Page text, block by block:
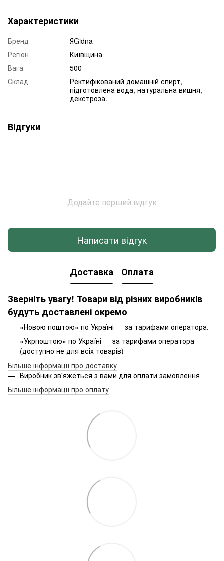
Характеристики
Бренд
ЯGidna
Регіон
Київщина
Вага
500
Склад
Ректифікований домашній спирт,
підготовлена вода, натуральна вишня,
декстроза.
Відгуки
Додайте перший відгук
Написати відгук
Доставка Оплата
Зверніть увагу! Товари від різних виробників
будуть доставлені окремо
«Новою поштою» по Україні — за тарифами оператора.
«Укрпоштою» по Україні — за тарифами оператора
(доступно не для всіх товарів)
Більше інформації про доставку
Виробник зв'яжеться з вами для оплати замовлення
Більше інформації про оплату